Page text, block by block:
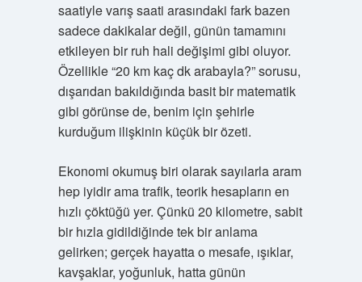
saatiyle varış saati arasındaki fark bazen
sadece dakikalar değil, günün tamamını
etkileyen bir ruh hali değişimi gibi oluyor.
Özellikle “20 km kaç dk arabayla?” sorusu,
dışarıdan bakıldığında basit bir matematik
gibi görünse de, benim için şehirle
kurduğum ilişkinin küçük bir özeti.
Ekonomi okumuş biri olarak sayılarla aram
hep iyidir ama trafik, teorik hesapların en
hızlı çöktüğü yer. Çünkü 20 kilometre, sabit
bir hızla gidildiğinde tek bir anlama
gelirken; gerçek hayatta o mesafe, ışıklar,
kavşaklar, yoğunluk, hatta günün